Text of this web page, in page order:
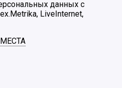
данных с
LiveInternet,